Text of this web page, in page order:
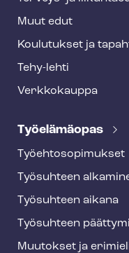
Muut edut
Koulutukset ja
Tehy-lehti
Verkkokauppa
Työelämäopas
Työ­eh­to­so­pi­muk­set
Työsuhteen
Työsuhteen aikana
Työsuhteen
Muutokset ja